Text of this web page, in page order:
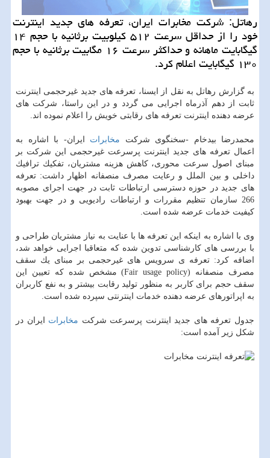
رهاتل: شركت مخابرات ایران، تعرفه های جدید اینترنت
خود را از حداقل سرعت ۵۱۲ كیلوبیت برثانیه با حجم ۱۴
گیگابایت ماهانه و حداكثر سرعت ۱۶ مگابیت برثانیه با حجم
۱۳۰ گیگابایت اعلام كرد.
به گزارش رهاتل به نقل از ایسنا، تعرفه های جدید غیرحجمی اینترنت
ثابت از دهم آذرماه اجرایی می گردد و در این راستا، شركت های
عرضه دهنده اینترنت تعرفه های رقابتی خویش را اعلام نموده اند.
محمدرضا بیدخام -سخنگوی شركت مخابرات ایران- با اشاره به
اعمال تعرفه های جدید اینترنت پرسرعت غیرحجمی این شركت بر
مبنای اصول سرعت محوری، كاهش هزینه مشتریان، تفكیك ترافیك
داخلی و بین الملل و رعایت مصرف منصفانه اظهار داشت: تعرفه
های جدید در حوزه دسترسی ارتباطات ثابت در جهت اجرای مصوبه
266 سازمان تنظیم مقررات و ارتباطات رادیویی و در جهت بهبود
كیفیت خدمات عرضه شده است.
وی با اشاره به اینكه این تعرفه ها با عنایت به نیاز مشتریان طراحی و
با بررسی های كارشناسی تدوین شده كه متعاقبا اجرایی خواهد شد،
اضافه كرد: تعرفه ی سرویس های غیرحجمی بر مبنای یك سقف
مصرف منصفانه (Fair usage policy) مشخص شده كه تعیین این
سقف حجم برای كاربر به منظور تولید رقابت بیشتر و به نفع كاربران
به اپراتورهای عرضه دهنده خدمات اینترنتی سپرده شده است.
جدول تعرفه های جدید اینترنت پرسرعت شركت مخابرات ایران در
شكل زیر آمده است: